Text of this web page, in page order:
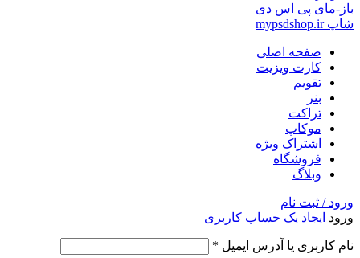
صفحه اصلی
کارت ویزیت
تقویم
بنر
تراکت
موکاپ
اشتراک ویژه
فروشگاه
وبلاگ
ورود / ثبت نام
ورود ایجاد یک حساب کاربری
نام کاربری یا آدرس ایمیل *